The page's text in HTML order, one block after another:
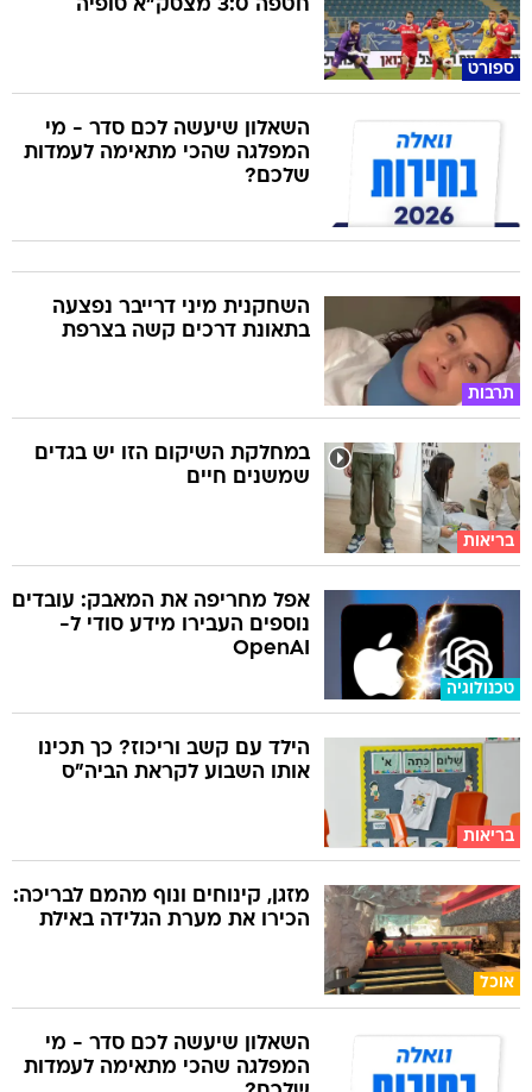
ספורט
חטפה 3:0 מצסק"א סופיה
השאלון שיעשה לכם סדר - מי
המפלגה שהכי מתאימה לעמדות
שלכם?
תרבות
השחקנית מיני דרייבר נפצעה
בתאונת דרכים קשה בצרפת
בריאות
במחלקת השיקום הזו יש בגדים
שמשנים חיים
טכנולוגיה
אפל מחריפה את המאבק: עובדים
נוספים העבירו מידע סודי ל-
OpenAI
בריאות
הילד עם קשב וריכוז? כך תכינו
אותו השבוע לקראת הביה"ס
אוכל
מזגן, קינוחים ונוף מהמם לבריכה:
הכירו את מערת הגלידה באילת
השאלון שיעשה לכם סדר - מי
המפלגה שהכי מתאימה לעמדות